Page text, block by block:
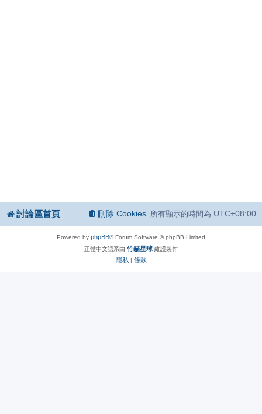
討論區首頁 所有顯示的時間為 UTC+08:00
刪除 Cookies
Powered by phpBB® Forum Software © phpBB Limited
正體中文語系由 竹貓星球 維護製作
隱私 | 條款